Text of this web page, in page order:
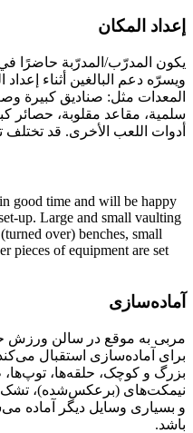
إعداد المكان
يكون المدرّب/المدرّبة حاضرًا
ويسرّه دعم البالغين أثناء
المعدات مثل: صناديق كبيرة
سلمية، مقاعد مقلوبة، حصائر
أدوات اللعب الأخرى. قد
good time and will be happy
up. Large and small vaulting
over) benches, small
pieces of equipment are set
آماده‌سازی
مربی به موقع در سالن ورزش
برای آماده‌سازی استقبال
بزرگ و کوچک، حلقه‌ها، توپ‌ها،
نیمکت‌های (برعکس‌شده)،
و بسیاری وسایل دیگر آماده
باشد.